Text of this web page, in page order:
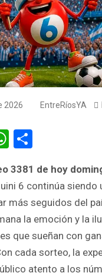
2026 EntreRíosYA
W
at
s
A
p
p
ar
e
3381 de hoy
6 continúa siendo
más seguidos del
la emoción y la
que sueñan con
cada sorteo, la
atento a los